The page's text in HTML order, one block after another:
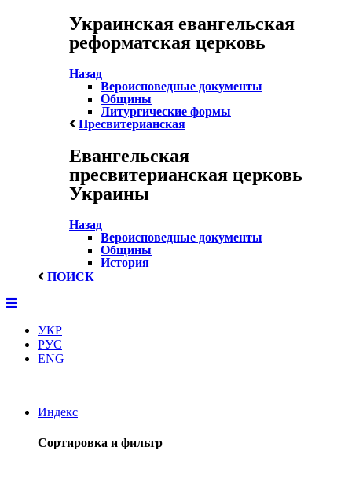
Украинская евангельская
реформатская церковь
Назад
Вероисповедные документы
Общины
Литургические формы
Пресвитерианская
Евангельская
пресвитерианская церковь
Украины
Назад
Вероисповедные документы
Общины
История
ПОИСК
УКР
РУС
ENG
Индекс
Сортировка и фильтр